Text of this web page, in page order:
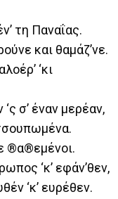
τη Παναΐας.
και θαμάζ’νε.
‘κι
σ’ έναν μερέαν,
®α®εμένοι.
‘κ’ εφάν’θεν,
‘κ’ ευρέθεν.